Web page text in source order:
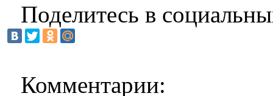
Поделитесь в
Комментарии: